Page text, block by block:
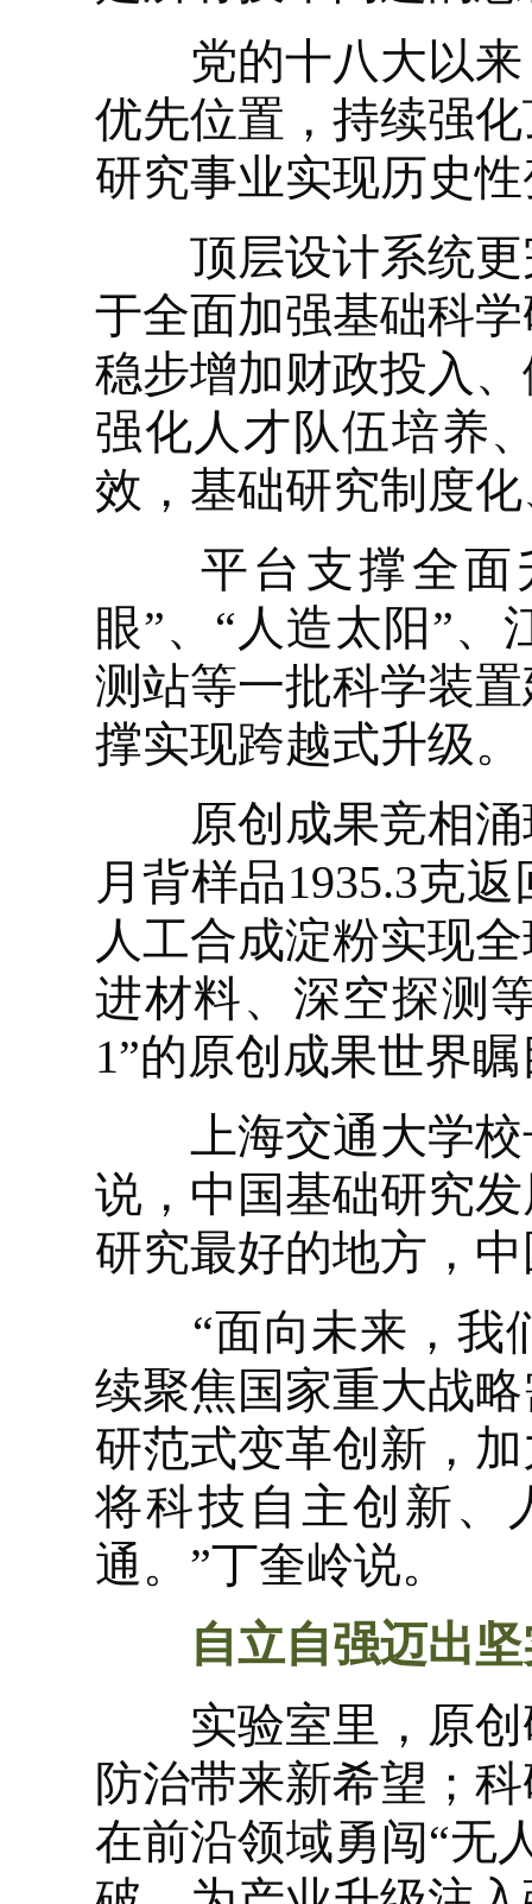
党的十八大以来
优先位置，持续强
研究事业实现历史
顶层设计系统更
于全面加强基础科
稳步增加财政投入
强化人才队伍培养
效，基础研究制度
平台支撑全面
眼”、“人造太阳”
测站等一批科学装
撑实现跨越式升级。
原创成果竞相涌
月背样品1935.3克
人工合成淀粉实现
进材料、深空探测
1”的原创成果世界
上海交通大学校
说，中国基础研究
研究最好的地方，
“面向未来，我们
续聚焦国家重大战
研范式变革创新，
将科技自主创新、
通。”丁奎岭说。
自立自强迈出
实验室里，原创
防治带来新希望；
在前沿领域勇闯“无